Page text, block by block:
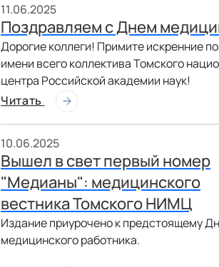
11.06.2025
Поздравляем с Днем
Дорогие коллеги! Примите искренние
имени всего коллектива Томского
центра Российской академии наук!
Читать
10.06.2025
Вышел в свет первый номер
"Медианы": медицинского
вестника Томского НИМЦ
Издание приурочено к предстоящему
медицинского работника.